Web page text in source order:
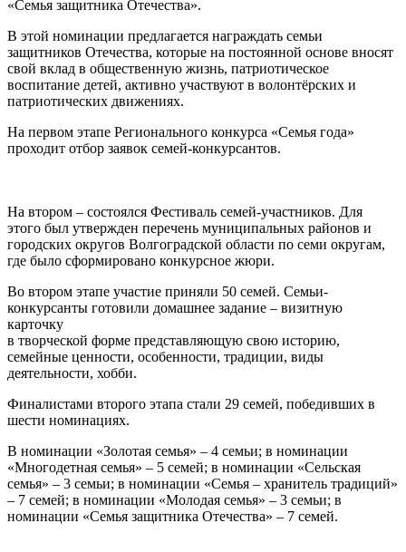
«Семья защитника Отечества».
В этой номинации предлагается награждать семьи
защитников Отечества, которые на постоянной основе вносят
свой вклад в общественную жизнь, патриотическое
воспитание детей, активно участвуют в волонтёрских и
патриотических движениях.
На первом этапе Регионального конкурса «Семья года»
проходит отбор заявок семей-конкурсантов.
На втором – состоялся Фестиваль семей-участников. Для
этого был утвержден перечень муниципальных районов и
городских округов Волгоградской области по семи округам,
где было сформировано конкурсное жюри.
Во втором этапе участие приняли 50 семей. Семьи-
конкурсанты готовили домашнее задание – визитную
карточку
в творческой форме представляющую свою историю,
семейные ценности, особенности, традиции, виды
деятельности, хобби.
Финалистами второго этапа стали 29 семей, победивших в
шести номинациях.
В номинации «Золотая семья» – 4 семьи; в номинации
«Многодетная семья» – 5 семей; в номинации «Сельская
семья» – 3 семьи; в номинации «Семья – хранитель традиций»
– 7 семей; в номинации «Молодая семья» – 3 семьи; в
номинации «Семья защитника Отечества» – 7 семей.